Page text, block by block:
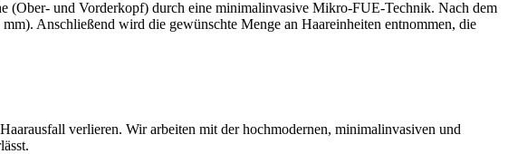
(Ober- und Vorderkopf) durch eine minimalinvasive Mikro-FUE-Technik. Nach dem
Anschließend wird die gewünschte Menge an Haareinheiten entnommen, die
verlieren. Wir arbeiten mit der hochmodernen, minimalinvasiven und